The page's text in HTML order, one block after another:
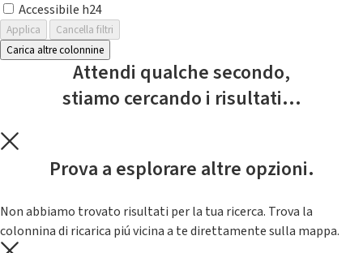
Accessibile h24
Applica
Cancella filtri
Carica altre colonnine
Attendi qualche secondo,
stiamo cercando i risultati...
Prova a esplorare altre opzioni.
Non abbiamo trovato risultati per la tua ricerca. Trova la
colonnina di ricarica piú vicina a te direttamente sulla mappa.